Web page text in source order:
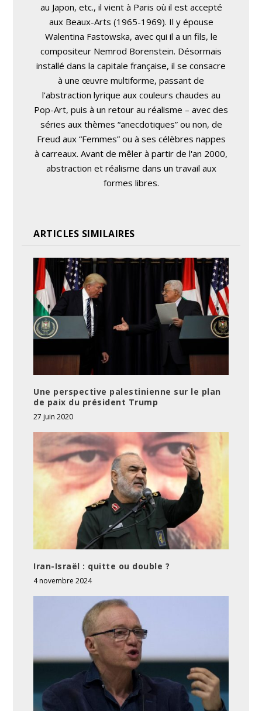
au Japon, etc., il vient à Paris où il est accepté
aux Beaux-Arts (1965-1969). Il y épouse
Walentina Fastowska, avec qui il a un fils, le
compositeur Nemrod Borenstein. Désormais
installé dans la capitale française, il se consacre
à une œuvre multiforme, passant de
l'abstraction lyrique aux couleurs chaudes au
Pop-Art, puis à un retour au réalisme – avec des
séries aux thèmes “anecdotiques” ou non, de
Freud aux “Femmes” ou à ses célèbres nappes
à carreaux. Avant de mêler à partir de l'an 2000,
abstraction et réalisme dans un travail aux
formes libres.
ARTICLES SIMILAIRES
Une perspective palestinienne sur le plan
de paix du président Trump
27 juin 2020
Iran-Israël : quitte ou double ?
4 novembre 2024